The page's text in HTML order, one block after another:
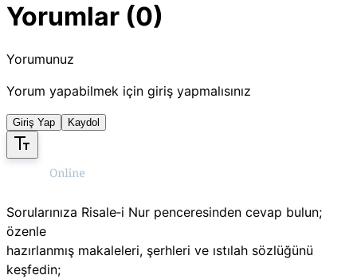
Yorumlar (0)
Yorumunuz
Yorum yapabilmek için giriş yapmalısınız
Giriş Yap Kaydol
Sorularınıza Risale‑i Nur penceresinden cevap bulun;
özenle
hazırlanmış makaleleri, şerhleri ve ıstılah sözlüğünü
keşfedin;